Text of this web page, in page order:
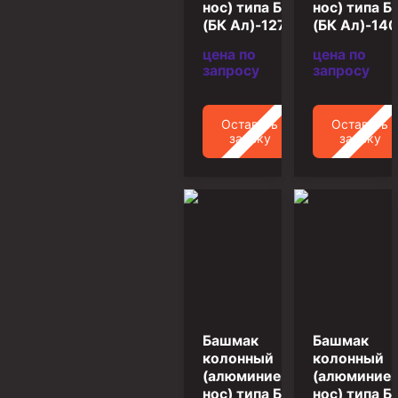
нос) типа БКЛ
(БК Ал)-127
цена по
запросу
Оставить
заявку
нос) типа
(БК Ал)-140
цена по
запросу
Оставить
заявку
Башмак
колонный
(алюминиевый
нос) типа БКЛ
Башмак
колонный
нос) типа